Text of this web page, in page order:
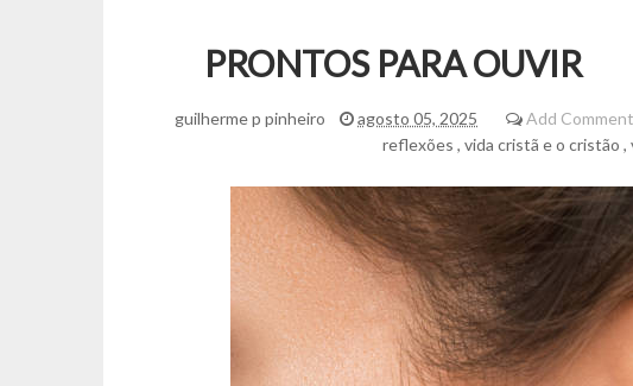
PRONTOS PARA OUVIR
guilherme p pinheiro agosto 05, 2025 Add Comment
reflexões , vida cristã e o cristão ,